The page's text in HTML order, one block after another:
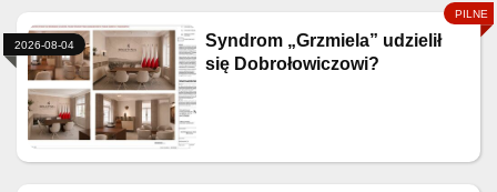
Syndrom „Grzmiela” udzielił
się Dobrołowiczowi?
2026-08-04